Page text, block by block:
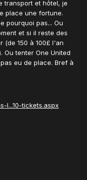
transport et hôtel, je
place une fortune.
pourquoi pas... Ou
et si il reste des
(de 150 à 100£ l'an
Ou tenter One United
eu de place. Bref à
l...10-tickets.aspx